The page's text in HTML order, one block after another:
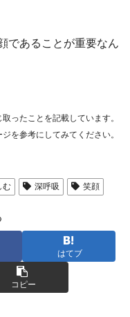
であることが重要なん
ったことを記載しています。
を参考にしてみてください。
む 深呼吸 笑顔
はてブ
コピー